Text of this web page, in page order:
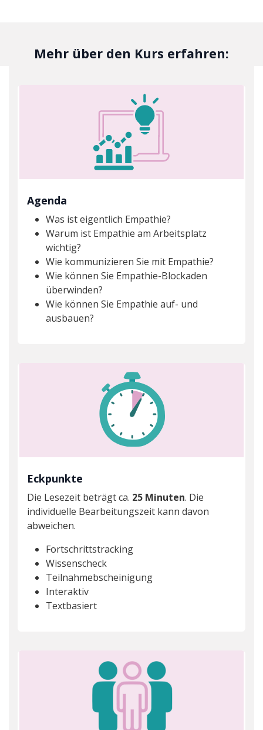
Mehr über den Kurs erfahren:
Agenda
Was ist eigentlich Empathie?
Warum ist Empathie am Arbeitsplatz
wichtig?
Wie kommunizieren Sie mit Empathie?
Wie können Sie Empathie-Blockaden
überwinden?
Wie können Sie Empathie auf- und
ausbauen?
Eckpunkte
Die Lesezeit beträgt ca. 25 Minuten. Die
individuelle Bearbeitungszeit kann davon
abweichen.
Fortschrittstracking
Wissenscheck
Teilnahmebscheinigung
Interaktiv
Textbasiert